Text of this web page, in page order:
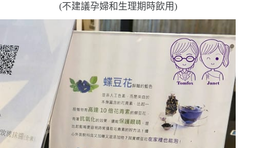
(不建議孕婦和生理期時飲用)